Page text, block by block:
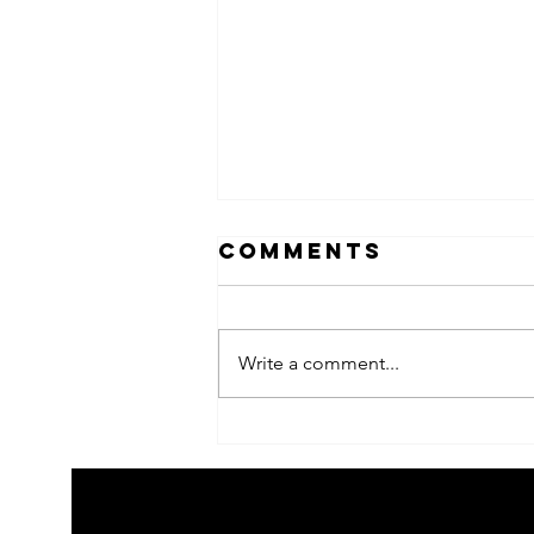
Comments
Write a comment...